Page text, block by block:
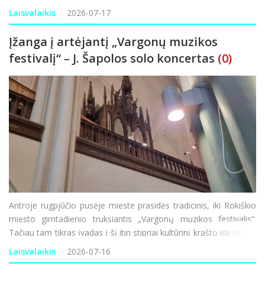
tiksliau – ekstremalus bėgimas su kliūtimis, kurį organizuoja
kra&scar
Laisvalaikis 2026-07-17
Įžanga į artėjantį „Vargonų muzikos
festivalį“ – J. Šapolos solo koncertas (0)
Antroje rugpjūčio pusėje mieste prasidės tradicinis, iki Rokiškio
miesto gimtadienio truksiantis „Vargonų muzikos festivalis“.
Tačiau tam tikras įvadas į šį itin stipriai kultūrinį krašto identitetą
kuriantį reiškinį jau įvyko – trečiadienio vakarą pasin
Laisvalaikis 2026-07-16